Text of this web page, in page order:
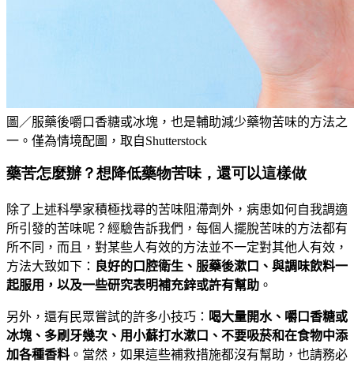
圖／服藥後嚼口香糖或冰塊，也是輔助減少藥物苦味的方法之
一。僅為情境配圖，取自Shutterstock
藥苦怎麼辦？想降低藥物苦味，還可以這樣做
除了上述科學家積極找尋的苦味阻滯劑外，病患如何自我調適
所引發的苦味呢？經驗告訴我們，每個人擺脫苦味的方法都有
所不同，而且，對某些人有效的方法並不一定對其他人有效，
方法大致如下： 良好的口腔衛生、服藥後漱口、與調味飲料一
起服用，以及一些研究表明補充鋅或許有幫助 。
另外，還有民眾嘗試的許多小技巧： 喝大量開水、嚼口香糖或
冰塊、多刷牙幾次、用小蘇打水漱口、不要吸菸和在食物中添
加各種香料 。當然，如果這些補救措施都沒有幫助，也請務必